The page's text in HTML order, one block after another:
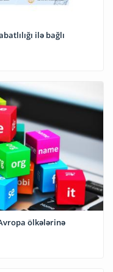
ilə bağlı
ölkələrinə